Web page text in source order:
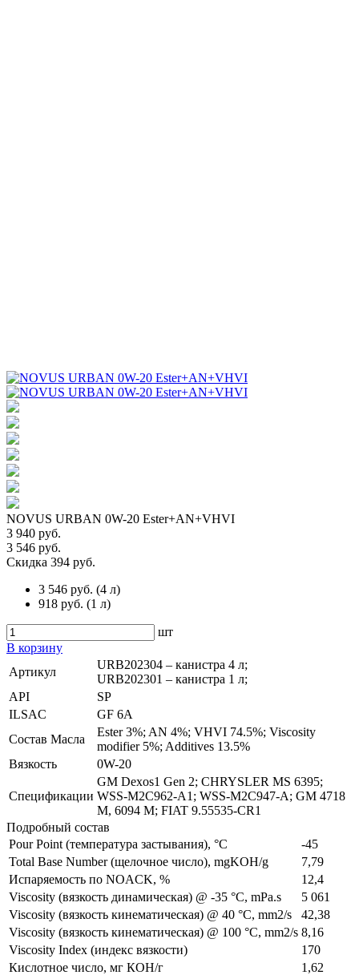
NOVUS URBAN 0W-20 Ester+AN+VHVI
3 940 руб.
3 546 руб.
Скидка 394 руб.
3 546 руб. (4 л)
918 руб. (1 л)
шт
В корзину
Артикул
URB202304 – канистра 4 л;
URB202301 – канистра 1 л;
API
SP
ILSAC
GF 6A
Состав Масла
Ester 3%; AN 4%; VHVI 74.5%; Viscosity
modifier 5%; Additives 13.5%
Вязкость
0W-20
Спецификации
GM Dexos1 Gen 2; CHRYSLER MS 6395;
WSS-M2C962-A1; WSS-M2C947-A; GM 4718
M, 6094 M; FIAT 9.55535-CR1
Подробный состав
Pour Point (температура застывания), °C
-45
Total Base Number (щелочное число), mgKOH/g
7,79
Испаряемость по NOACK, %
12,4
Viscosity (вязкость динамическая) @ -35 °C, mPa.s
5 061
Viscosity (вязкость кинематическая) @ 40 °C, mm2/s
42,38
Viscosity (вязкость кинематическая) @ 100 °C, mm2/s 8,16
Viscosity Index (индекс вязкости)
170
Кислотное число, мг КОН/г
1,62